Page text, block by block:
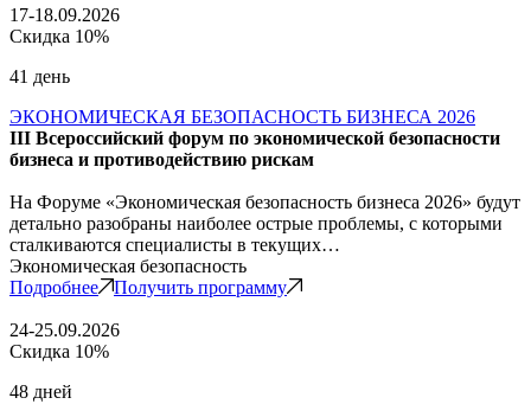
17-18.09.2026
Скидка 10%
41 день
ЭКОНОМИЧЕСКАЯ БЕЗОПАСНОСТЬ БИЗНЕСА 2026
III Всероссийский форум по экономической безопасности
бизнеса и противодействию рискам
На Форуме «Экономическая безопасность бизнеса 2026» будут
детально разобраны наиболее острые проблемы, с которыми
сталкиваются специалисты в текущих…
Экономическая безопасность
Подробнее
Получить программу
24-25.09.2026
Скидка 10%
48 дней